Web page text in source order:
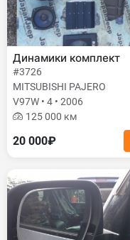
Динамики комплект
#3726
MITSUBISHI PAJERO
V97W • 4 • 2006
125 000 км
20 000₽